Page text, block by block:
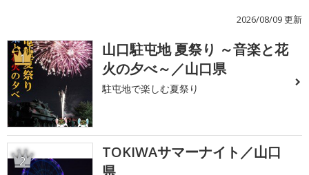
2026/08/09 更新
1
山口駐屯地 夏祭り ～音楽と花
火の夕べ～／山口県
駐屯地で楽しむ夏祭り
2
TOKIWAサマーナイト／山口